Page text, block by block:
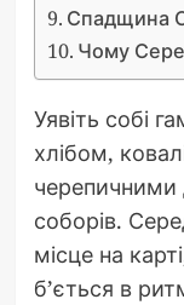
Спадщина
Чому
Уявіть собі
хлібом,
черепичними
соборів.
місце на
б’ється в